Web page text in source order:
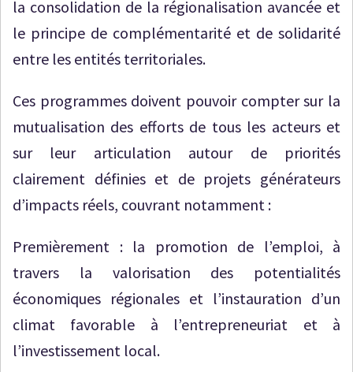
la consolidation de la régionalisation avancée et
le principe de complémentarité et de solidarité
entre les entités territoriales.
Ces programmes doivent pouvoir compter sur la
mutualisation des efforts de tous les acteurs et
sur leur articulation autour de priorités
clairement définies et de projets générateurs
d’impacts réels, couvrant notamment :
Premièrement : la promotion de l’emploi, à
travers la valorisation des potentialités
économiques régionales et l’instauration d’un
climat favorable à l’entrepreneuriat et à
l’investissement local.